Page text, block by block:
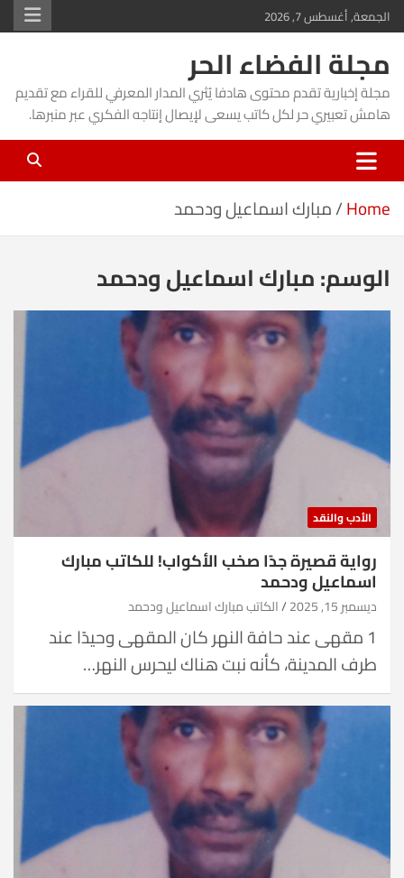
Skip
to
content
الجمعة, أغسطس 7, 2026
مجلة الفضاء الحر
مجلة إخبارية تقدم محتوى هادفا يُثري المدار المعرفي للقراء مع تقديم
هامش تعبيري حر لكل كاتب يسعى لإيصال إنتاجه الفكري عبر منبرها.
Home مبارك اسماعيل ودحمد
الوسم:مبارك اسماعيل ودحمد
الأدب والنقد
رواية قصيرة جدًا صخب الأكواب! للكاتب مبارك
اسماعيل ودحمد
ديسمبر 15, 2025 الكاتب مبارك اسماعيل ودحمد
1 مقهى عند حافة النهر كان المقهى وحيدًا عند
طرف المدينة، كأنه نبت هناك ليحرس النهر…